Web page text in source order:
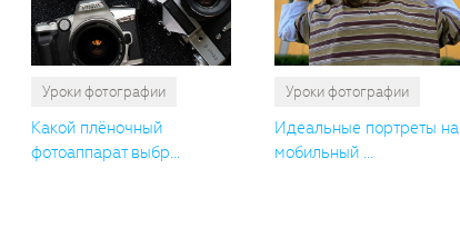
Уроки фотографии
Какой плёночный
фотоаппарат выбр...
Уроки фотографии
Идеальные портреты на
мобильный ...